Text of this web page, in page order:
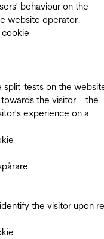
behaviour on the
website operator.
cookie
split-tests on the
the visitor – the
experience on a
the visitor upon